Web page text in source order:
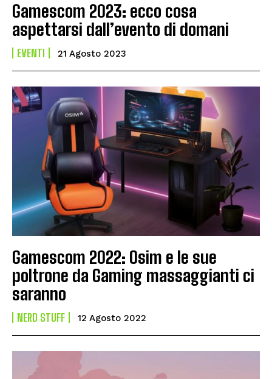
Gamescom 2023: ecco cosa
aspettarsi dall’evento di domani
EVENTI 21 Agosto 2023
Gamescom 2022: Osim e le sue
poltrone da Gaming massaggianti ci
saranno
NERD STUFF 12 Agosto 2022